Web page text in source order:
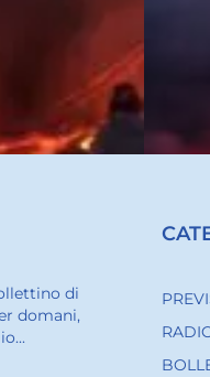
di
domani,